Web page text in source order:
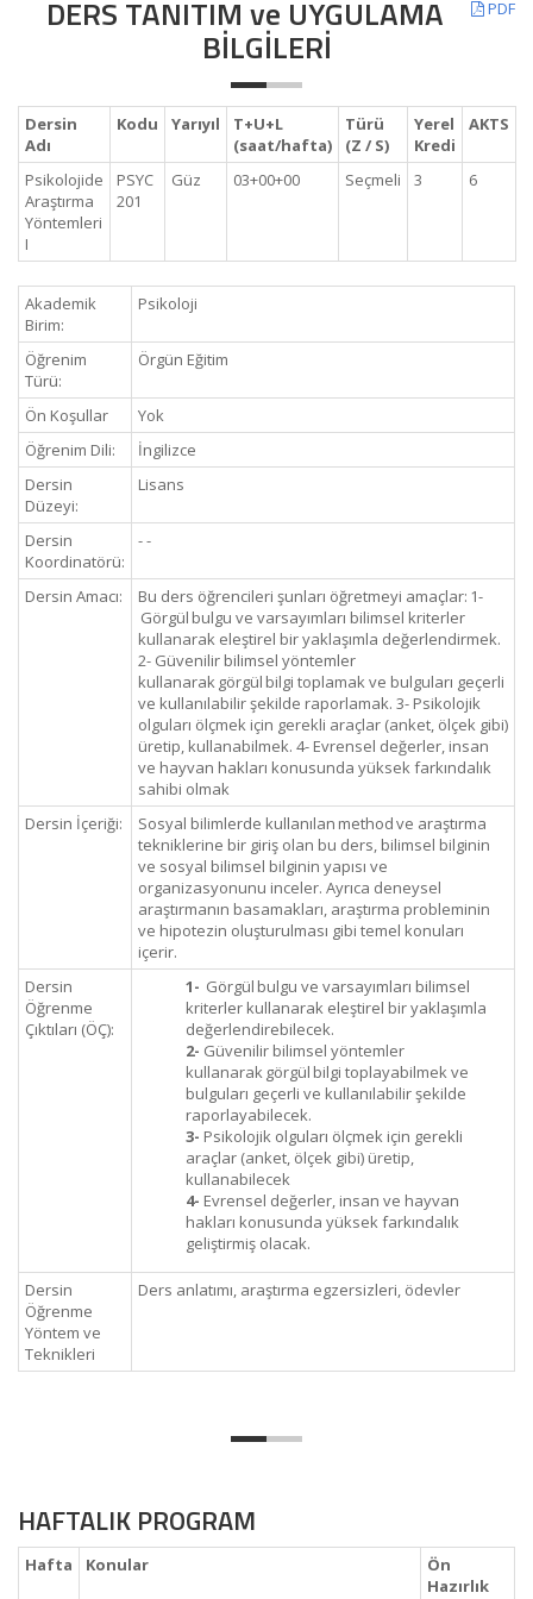
PDF
DERS TANITIM ve UYGULAMA
BİLGİLERİ
Dersin
Adı
Kodu Yarıyıl
T+U+L
(saat/hafta)
Türü
(Z / S)
Yerel
Kredi
AKTS
Psikolojide
Araştırma
Yöntemleri
I
PSYC
201
Güz 03+00+00 Seçmeli 3 6
Akademik
Birim:
Psikoloji
Öğrenim
Türü:
Örgün Eğitim
Ön Koşullar
Yok
Öğrenim Dili:
İngilizce
Dersin
Düzeyi:
Lisans
Dersin
Koordinatörü:
- -
Dersin Amacı:
Bu ders öğrencileri şunları öğretmeyi amaçlar: 1-
Görgül bulgu ve varsayımları bilimsel kriterler
kullanarak eleştirel bir yaklaşımla değerlendirmek.
2- Güvenilir bilimsel yöntemler
kullanarak görgül bilgi toplamak ve bulguları geçerli
ve kullanılabilir şekilde raporlamak. 3- Psikolojik
olguları ölçmek için gerekli araçlar (anket, ölçek gibi)
üretip, kullanabilmek. 4- Evrensel değerler, insan
ve hayvan hakları konusunda yüksek farkındalık
sahibi olmak
Dersin İçeriği:
Sosyal bilimlerde kullanılan method ve araştırma
tekniklerine bir giriş olan bu ders, bilimsel bilginin
ve sosyal bilimsel bilginin yapısı ve
organizasyonunu inceler. Ayrıca deneysel
araştırmanın basamakları, araştırma probleminin
ve hipotezin oluşturulması gibi temel konuları
içerir.
Dersin
Öğrenme
Çıktıları (ÖÇ):
1- Görgül bulgu ve varsayımları bilimsel
kriterler kullanarak eleştirel bir yaklaşımla
değerlendirebilecek.
2- Güvenilir bilimsel yöntemler
kullanarak görgül bilgi toplayabilmek ve
bulguları geçerli ve kullanılabilir şekilde
raporlayabilecek.
3- Psikolojik olguları ölçmek için gerekli
araçlar (anket, ölçek gibi) üretip,
kullanabilecek
4- Evrensel değerler, insan ve hayvan
hakları konusunda yüksek farkındalık
geliştirmiş olacak.
Dersin
Öğrenme
Yöntem ve
Teknikleri
Ders anlatımı, araştırma egzersizleri, ödevler
HAFTALIK PROGRAM
Hafta Konular
Ön
Hazırlık